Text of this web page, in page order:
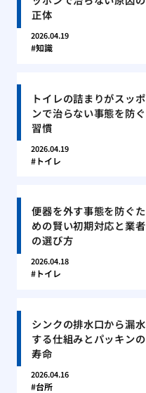
正体
2026.04.19
知識
トイレの詰まりがスッポ
ンで治らない事態を防ぐ
習慣
2026.04.19
トイレ
便器を外す事態を防ぐた
めの賢い初期対応と業者
の選び方
2026.04.18
トイレ
シンクの排水口から漏水
する仕組みとパッキンの
寿命
2026.04.16
台所